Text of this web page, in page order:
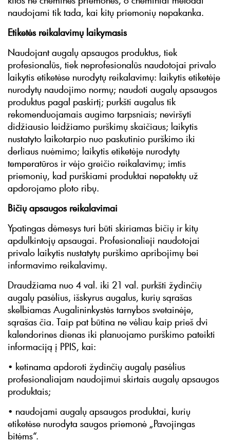
naudojami tik tada, kai kitų priemonių nepakanka.
Etiketės reikalavimų laikymasis
Naudojant augalų apsaugos produktus, tiek
profesionalūs, tiek neprofesionalūs naudotojai privalo
laikytis etiketėse nurodytų reikalavimų: laikytis etiketėje
nurodytų naudojimo normų; naudoti augalų apsaugos
produktus pagal paskirtį; purkšti augalus tik
rekomenduojamais augimo tarpsniais; neviršyti
didžiausio leidžiamo purškimų skaičiaus; laikytis
nustatyto laikotarpio nuo paskutinio purškimo iki
derliaus nuėmimo; laikytis etiketėje nurodytų
temperatūros ir vėjo greičio reikalavimų; imtis
priemonių, kad purškiami produktai nepatektų už
apdorojamo ploto ribų.
Bičių apsaugos reikalavimai
Ypatingas dėmesys turi būti skiriamas bičių ir kitų
apdulkintojų apsaugai. Profesionalieji naudotojai
privalo laikytis nustatytų purškimo apribojimų bei
informavimo reikalavimų.
Draudžiama nuo 4 val. iki 21 val. purkšti žydinčių
augalų pasėlius, išskyrus augalus, kurių sąrašas
skelbiamas Augalininkystės tarnybos svetainėje,
sąrašas čia. Taip pat būtina ne vėliau kaip prieš dvi
kalendorines dienas iki planuojamo purškimo pateikti
informaciją į PPIS, kai:
• ketinama apdoroti žydinčių augalų pasėlius
profesionaliajam naudojimui skirtais augalų apsaugos
produktais;
• naudojami augalų apsaugos produktai, kurių
etiketėse nurodyta saugos priemonė „Pavojingas
bitėms“.